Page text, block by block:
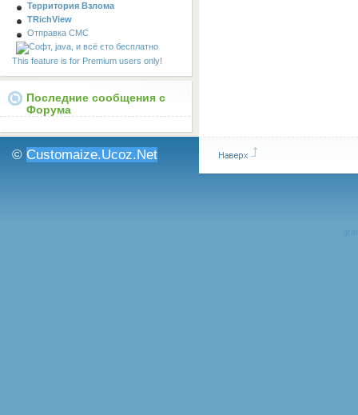
Территория Взлома
TRichView
Отправка СМС
This feature is for Premium users only!
Последние сообщения с
Форума
© Customaize.Ucoz.Net